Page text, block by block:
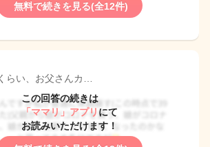
無料で続きを見る(全12件)
らい、お父さんカ…
この回答の続きは
「ママリ」アプリ にて
お読みいただけます！